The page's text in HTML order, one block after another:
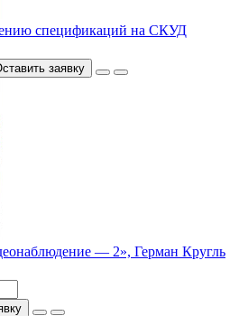
спецификаций на СКУД
заявку
— 2», Герман Кругль